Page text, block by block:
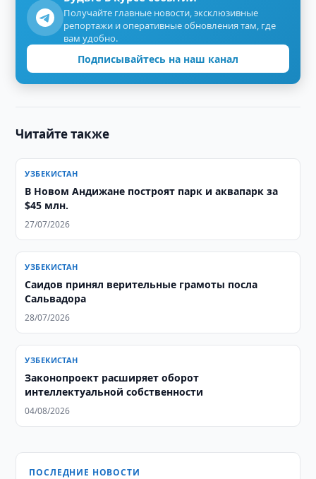
Получайте главные новости, эксклюзивные
репортажи и оперативные обновления там, где
вам удобно.
Подписывайтесь на наш канал
Читайте также
УЗБЕКИСТАН
В Новом Андижане построят парк и аквапарк за
$45 млн.
27/07/2026
УЗБЕКИСТАН
Саидов принял верительные грамоты посла
Сальвадора
28/07/2026
УЗБЕКИСТАН
Законопроект расширяет оборот
интеллектуальной собственности
04/08/2026
ПОСЛЕДНИЕ НОВОСТИ